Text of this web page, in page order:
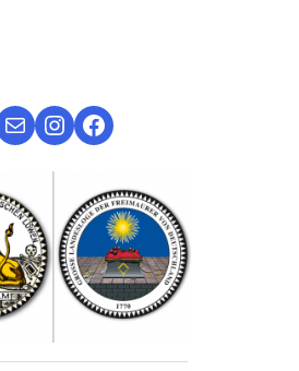
MailInstagram
Facebook